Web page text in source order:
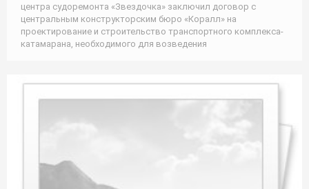
центра судоремонта «Звездочка» заключил договор с
центральным конструкторским бюро «Коралл» на
проектирование и строительство транспортного комплекса-
катамарана, необходимого для возведения